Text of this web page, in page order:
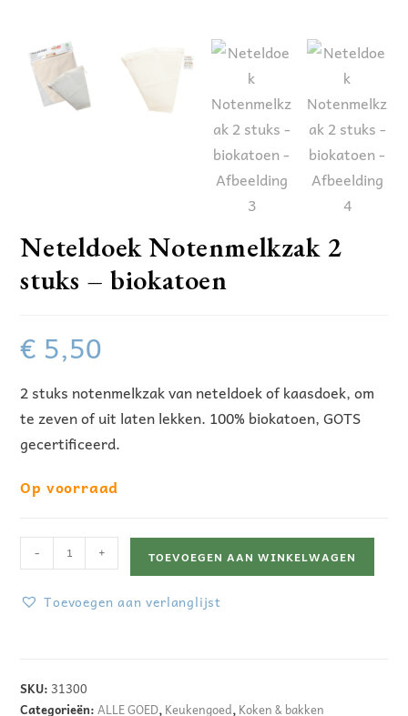
Neteldoek Notenmelkzak 2
stuks – biokatoen
€ 5,50
2 stuks notenmelkzak van neteldoek of kaasdoek, om
te zeven of uit laten lekken. 100% biokatoen, GOTS
gecertificeerd.
Op voorraad
- + TOEVOEGEN AAN WINKELWAGEN
Toevoegen aan verlanglijst
l
t
SKU:31300
Categorieën:ALLE GOED,Keukengoed,Koken & bakken